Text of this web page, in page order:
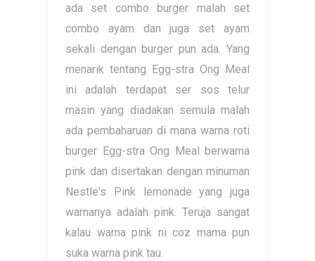
ada set combo burger malah set
combo ayam dan juga set ayam
sekali dengan burger pun ada. Yang
menarik tentang Egg-stra Ong Meal
ini adalah terdapat ser sos telur
masin yang diadakan semula malah
ada pembaharuan di mana warna roti
burger Egg-stra Ong Meal berwarna
pink dan disertakan dengan minuman
Nestle's Pink lemonade yang juga
warnanya adalah pink. Teruja sangat
kalau warna pink ni coz mama pun
suka warna pink tau.